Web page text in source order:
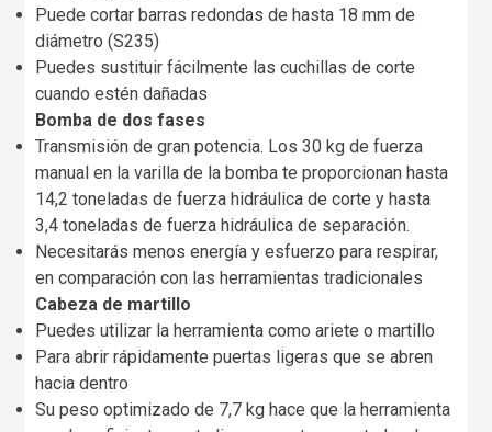
Puede cortar barras redondas de hasta 18 mm de
diámetro (S235)
Puedes sustituir fácilmente las cuchillas de corte
cuando estén dañadas
Bomba de dos fases
Transmisión de gran potencia. Los 30 kg de fuerza
manual en la varilla de la bomba te proporcionan hasta
14,2 toneladas de fuerza hidráulica de corte y hasta
3,4 toneladas de fuerza hidráulica de separación.
Necesitarás menos energía y esfuerzo para respirar,
en comparación con las herramientas tradicionales
Cabeza de martillo
Puedes utilizar la herramienta como ariete o martillo
Para abrir rápidamente puertas ligeras que se abren
hacia dentro
Su peso optimizado de 7,7 kg hace que la herramienta